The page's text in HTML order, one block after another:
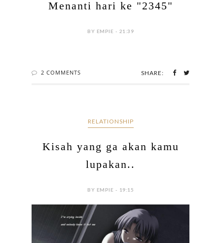
2 COMMENTS SHARE:
Kisah yang ga akan kamu
lupakan..